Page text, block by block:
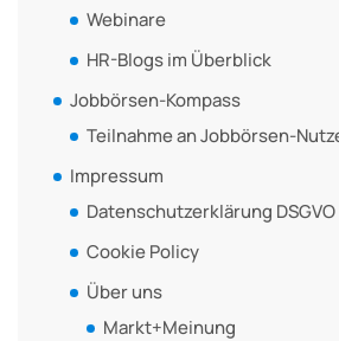
Webinare
HR-Blogs im Überblick
Jobbörsen-Kompass
Teilnahme an Jobbörsen-
Impressum
Datenschutzerklärung DSGVO
Cookie Policy
Über uns
Markt+Meinung